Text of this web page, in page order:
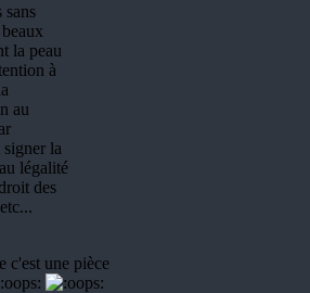
sans
la peau
à
au
signer la
légalité
des
c'est une pièce